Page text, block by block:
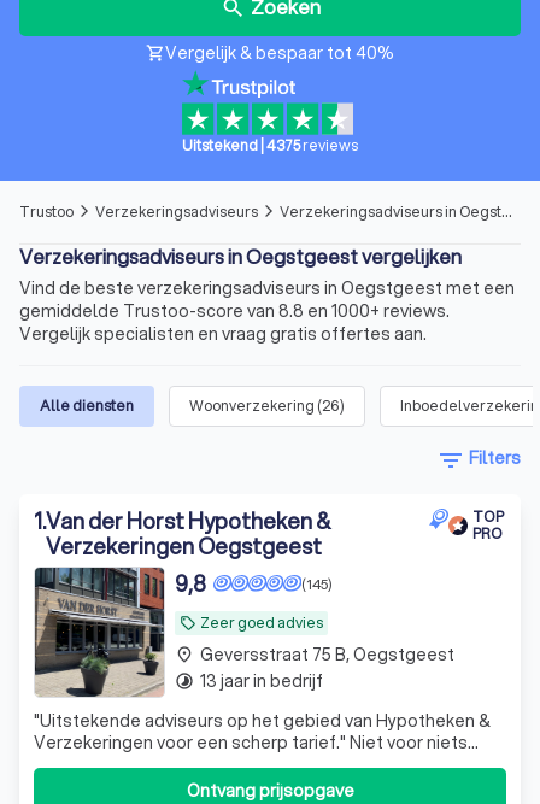
search Zoeken
shopping_cartVergelijk & bespaar tot 40%
Uitstekend 4375reviews
Trustoo arrow_forward_ios Verzekeringsadviseurs arrow_forward_ios Verzekeringsadviseurs in Oegstgeest
Verzekeringsadviseurs in Oegstgeest vergelijken
Vind de beste verzekeringsadviseurs in Oegstgeest met een
gemiddelde Trustoo-score van 8.8 en 1000+ reviews.
Vergelijk specialisten en vraag gratis offertes aan.
Alle diensten Woonverzekering (26)
filter_list Filters
1.Van der Horst Hypotheken &
Verzekeringen Oegstgeest
TOP
PRO
local_offer Zeer goed advies
(145)
9,8
"Uitstekende adviseurs op het gebied van Hypotheken &
Verzekeringen voor een scherp tarief." Niet voor niets
worden wij door onze klanten als zeer goed beoordeeld
en zijn wij ook u graag van dienst.
Ontvang prijsopgave
place Geversstraat 75 B, Oegstgeest
timelapse 13 jaar in bedrijf